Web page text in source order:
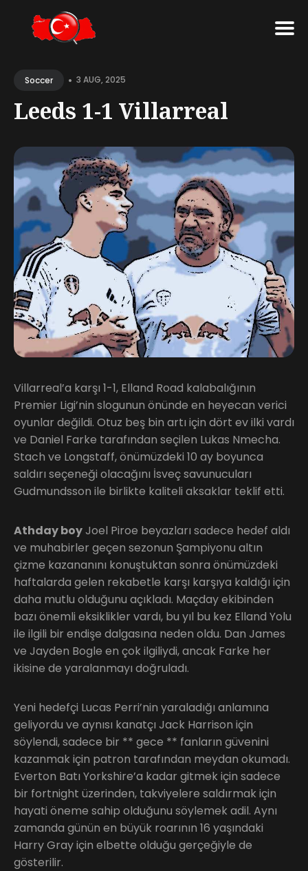
forSoccer • 3 AUG, 2025
Leeds 1-1 Villarreal
Villarreal’a karşı 1-1, Elland Road kalabalığının
Premier Ligi’nin slogunun önünde en heyecan verici
oyunlar değildi. Otuz beş bin artı için dört ev ilki vardı
ve Daniel Farke tarafından seçilen Lukas Nmecha.
Stach ve Longstaff, önümüzdeki 10 ay boyunca
saldırı seçeneği olacağını İsveç savunucuları
Gudmundsson ile birlikte kaliteli aksaklar teklif etti.
Athday boyJoel Piroe beyazları sadece hedef aldı
ve muhabirler geçen sezonun Şampiyonu altın
çizme kazananını konuştuktan sonra önümüzdeki
haftalarda gelen rekabetle karşı karşıya kaldığı için
daha mutlu olduğunu açıkladı. Maçday ekibinden
bazı önemli eksiklikler vardı, bu yıl bu kez Elland Yolu
ile ilgili bir endişe dalgasına neden oldu. Dan James
ve Jayden Bogle en çok ilgiliydi, ancak Farke her
ikisine de yaralanmayı doğruladı.
Yeni hedefçi Lucas Perri’nin yaraladığı anlamına
geliyordu ve aynısı kanatçı Jack Harrison için
söylendi, sadece bir ** gece ** fanların güvenini
kazanmak için patron tarafından meydan okumadı.
Everton Batı Yorkshire’a kadar gitmek için sadece
bir fortnight üzerinden, takviyelere saldırmak için
hayati öneme sahip olduğunu söylemek adil. Aynı
zamanda günün en büyük roarının 16 yaşındaki
Harry Gray için elbette olduğu gerçeğiyle de
gösterilir.